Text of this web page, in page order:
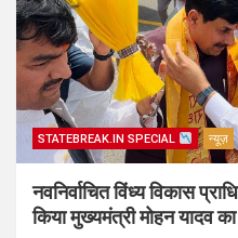
STATEBREAK.IN SPECIAL न्यूज़
नवनिर्वाचित विंध्य विकास
किया मुख्यमंत्री मोहन यादव